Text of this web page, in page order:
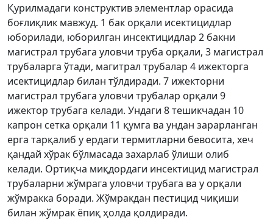
Қурилмадаги конструктив элементлар орасида
боғлиқлик мавжуд. 1 бак орқали исектицидлар
юборилади, юборилган инсектицидлар 2 бакни
магистрал трубага уловчи труба орқали, 3 магистрал
трубаларга ўтади, магитрал трубалар 4 ижекторга
исектицидлар билан тўлдиради. 7 ижекторни
магистрал трубага уловчи трубалар орқали 9
ижектор трубага келади. Ундаги 8 тешикчадан 10
капрон сетка орқали 11 қумга ва ундан зарарланган
ерга тарқалиб у ердаги термитларни бевосита, хеч
қандай хўрак бўлмасада захарлаб ўлиши олиб
келади. Ортиқча миқдордаги инсектицид магистрал
трубаларни жўмрага уловчи трубага ва у орқали
жўмракка боради. Жўмракдан пестицид чиқиши
билан жўмрак ёпиқ ҳолда қолдиради.